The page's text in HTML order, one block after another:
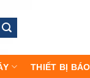
THIẾT BỊ